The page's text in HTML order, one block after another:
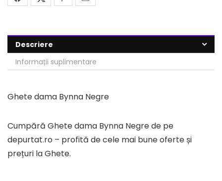
Descriere
Informații suplimentare
Ghete dama Bynna Negre
Cumpără Ghete dama Bynna Negre de pe
depurtat.ro – profită de cele mai bune oferte și
prețuri la Ghete.